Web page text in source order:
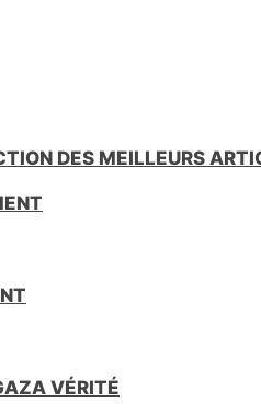
DES MEILLEURS
VÉRITÉ